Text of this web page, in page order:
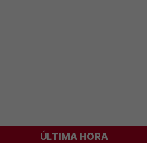
ÚLTIMA HORA